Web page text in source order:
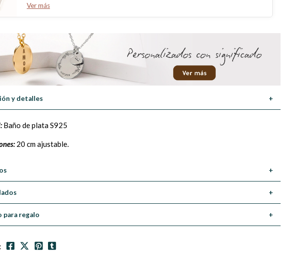
Ver más
y detalles +
Baño de plata S925
20 cm ajustable.
+
+
para regalo +